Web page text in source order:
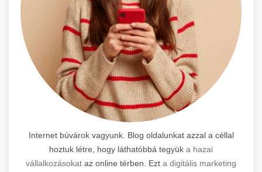
Internet búvárok vagyunk. Blog oldalunkat azzal a céllal
hoztuk létre, hogy láthatóbbá tegyük a hazai
vállalkozásokat az online térben. Ezt a digitális marketing